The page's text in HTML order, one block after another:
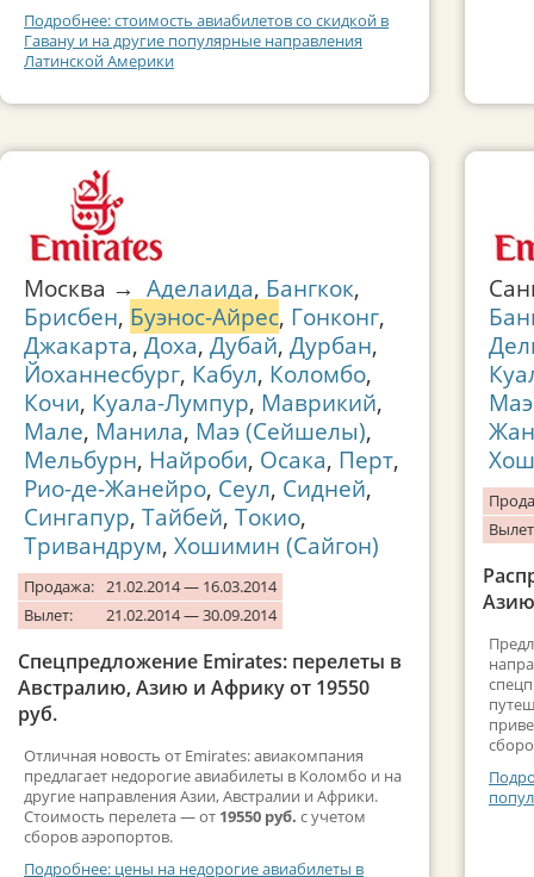
Подробнее: стоимость авиабилетов со скидкой в
Гавану и на другие популярные направления
Латинской Америки
Москва → Аделаида, Бангкок,
Брисбен, Буэнос-Айрес, Гонконг,
Джакарта, Доха, Дубай, Дурбан,
Йоханнесбург, Кабул, Коломбо,
Кочи, Куала-Лумпур, Маврикий,
Мале, Манила, Маэ (Сейшелы),
Мельбурн, Найроби, Осака, Перт,
Рио-де-Жанейро, Сеул, Сидней,
Сингапур, Тайбей, Токио,
Тривандрум, Хошимин (Сайгон)
Продажа: 21.02.2014 — 16.03.2014
Вылет:
21.02.2014 — 30.09.2014
Спецпредложение Emirates: перелеты в
Австралию, Азию и Африку от 19550
руб.
Отличная новость от Emirates: авиакомпания
предлагает недорогие авиабилеты в Коломбо и на
другие направления Азии, Австралии и Африки.
Стоимость перелета — от 19550 руб. с учетом
сборов аэропортов.
Подробнее: цены на недорогие авиабилеты в